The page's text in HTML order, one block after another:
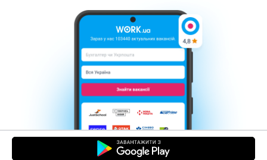
Контакти Про нас
Кар’єра
Допомога Умови використання